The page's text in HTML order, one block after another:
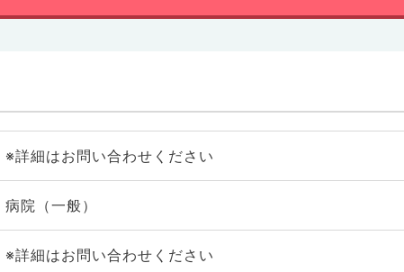
※詳細はお問い合わせください
病院（一般）
※詳細はお問い合わせください